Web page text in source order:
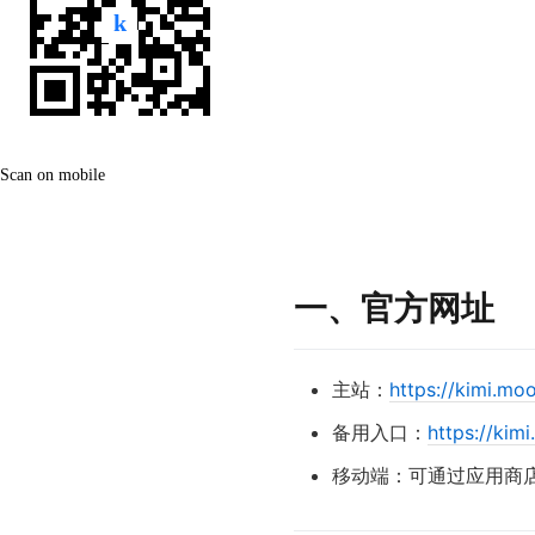
Scan on mobile
一、官方网址
主站： https://
备用入口： https://
移动端：可通过应用商